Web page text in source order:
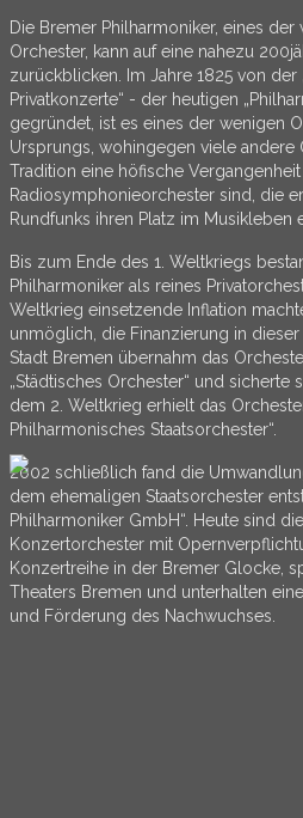
Die Bremer Philharmoniker, eines
Orchester, kann auf eine nahezu
zurückblicken. Im Jahre 1825 von der
Privatkonzerte“ - der heutigen
gegründet, ist es eines der wenigen
Ursprungs, wohingegen viele andere
Tradition eine höfische
Radiosymphonieorchester sind, die
Rundfunks ihren Platz im Musikleben
Bis zum Ende des 1. Weltkriegs
Philharmoniker als reines
Weltkrieg einsetzende Inflation
unmöglich, die Finanzierung in
Stadt Bremen übernahm das
„Städtisches Orchester“ und sicherte
dem 2. Weltkrieg erhielt das
Philharmonisches Staatsorchester“.
2002 schließlich fand die
dem ehemaligen Staatsorchester
Philharmoniker GmbH“. Heute sind
Konzertorchester mit
Konzertreihe in der Bremer Glocke,
Theaters Bremen und unterhalten
und Förderung des Nachwuchses.